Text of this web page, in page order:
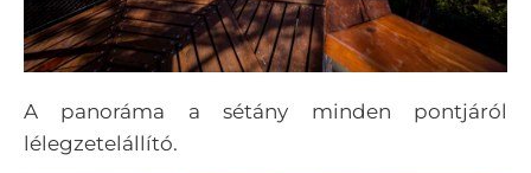
A panoráma a sétány minden pontjáról
lélegzetelállító.